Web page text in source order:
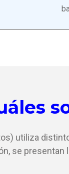
utiliza
se